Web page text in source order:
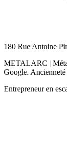
180 Rue Antoine
METALARC |
Google.
Entrepreneur en